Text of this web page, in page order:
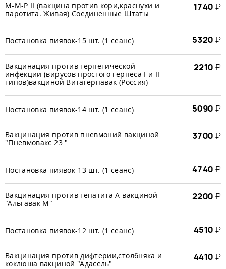
М-М-Р II (вакцина против кори,краснухи и
паротита. Живая) Соединенные Штаты
1740 ₽
Постановка пиявок-15 шт. (1 сеанс) 5320 ₽
Вакцинация против герпетической
инфекции (вирусов простого герпеса I и II
типов)вакциной Витагерпавак (Россия)
2210 ₽
Постановка пиявок-14 шт. (1 сеанс) 5090 ₽
Вакцинация против пневмоний вакциной
"Пневмовакс 23 "
3700 ₽
Постановка пиявок-13 шт. (1 сеанс) 4740 ₽
Вакцинация против гепатита А вакциной
"Альгавак М"
2200 ₽
Постановка пиявок-12 шт. (1 сеанс) 4510 ₽
Вакцинация против дифтерии,столбняка и
коклюша вакциной "Адасель"
4410 ₽